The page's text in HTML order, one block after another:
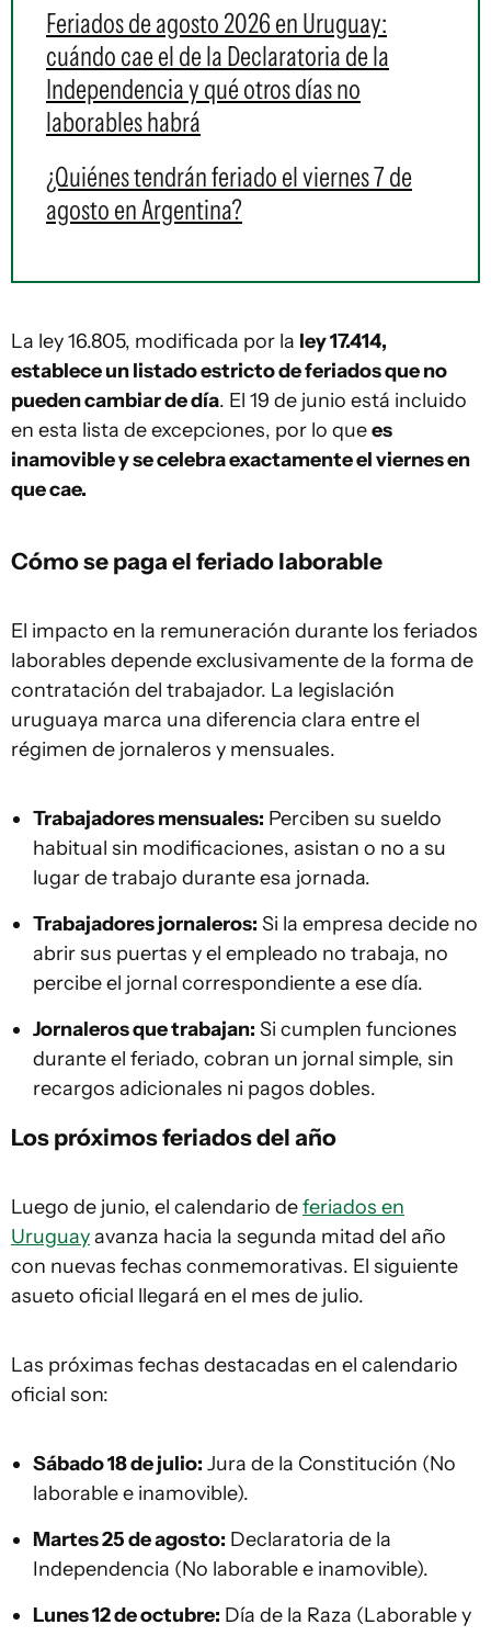
Feriados de agosto 2026 en Uruguay:
cuándo cae el de la Declaratoria de la
Independencia y qué otros días no
laborables habrá
¿Quiénes tendrán feriado el viernes 7 de
agosto en Argentina?
La ley 16.805, modificada por la ley 17.414,
establece un listado estricto de feriados que no
pueden cambiar de día. El 19 de junio está incluido
en esta lista de excepciones, por lo quees
inamovible y se celebra exactamente el viernes en
que cae.
Cómo se paga el feriado laborable
El impacto en la remuneración durante los feriados
laborables depende exclusivamente de la forma de
contratación del trabajador. La legislación
uruguaya marca una diferencia clara entre el
régimen de jornaleros y mensuales.
Trabajadores mensuales: Perciben su sueldo
habitual sin modificaciones, asistan o no a su
lugar de trabajo durante esa jornada.
Trabajadores jornaleros: Si la empresa decide no
abrir sus puertas y el empleado no trabaja, no
percibe el jornal correspondiente a ese día.
Jornaleros que trabajan: Si cumplen funciones
durante el feriado, cobran un jornal simple, sin
recargos adicionales ni pagos dobles.
Los próximos feriados del año
Luego de junio, el calendario deferiados en
Uruguayavanza hacia la segunda mitad del año
con nuevas fechas conmemorativas. El siguiente
asueto oficial llegará en el mes de julio.
Las próximas fechas destacadas en el calendario
oficial son:
Sábado 18 de julio: Jura de la Constitución (No
laborable e inamovible).
Martes 25 de agosto: Declaratoria de la
Independencia (No laborable e inamovible).
Lunes 12 de octubre: Día de la Raza (Laborable y